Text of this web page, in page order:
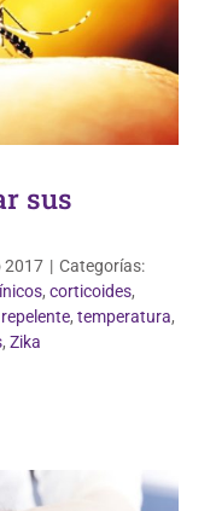
sus
2017 | Categorías:
, corticoides,
repelente, temperatura,
, Zika